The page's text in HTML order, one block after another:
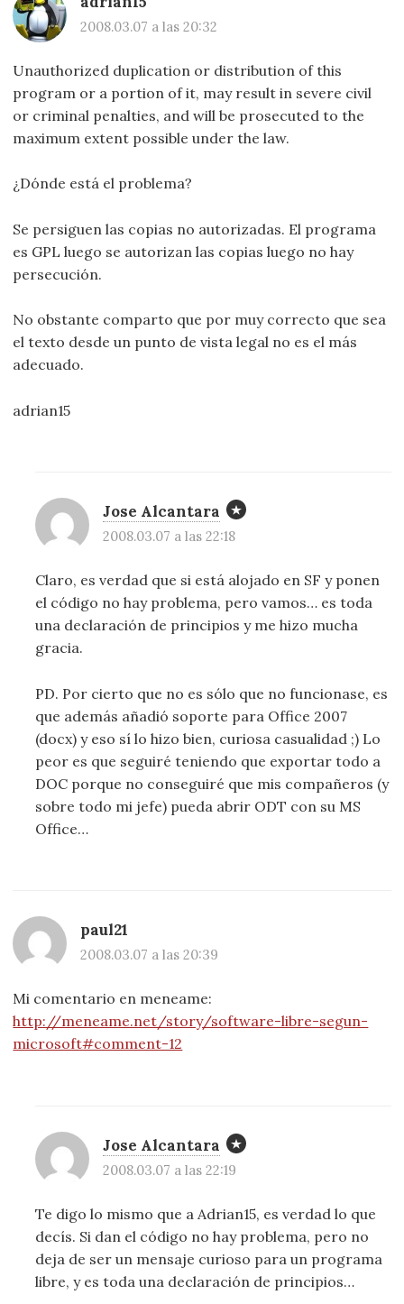
2008.03.07 a las 20:32
Unauthorized duplication or distribution of this
program or a portion of it, may result in severe civil
or criminal penalties, and will be prosecuted to the
maximum extent possible under the law.
¿Dónde está el problema?
Se persiguen las copias no autorizadas. El programa
es GPL luego se autorizan las copias luego no hay
persecución.
No obstante comparto que por muy correcto que sea
el texto desde un punto de vista legal no es el más
adecuado.
adrian15
Jose Alcantara
2008.03.07 a las 22:18
Claro, es verdad que si está alojado en SF y ponen
el código no hay problema, pero vamos… es toda
una declaración de principios y me hizo mucha
gracia.
PD. Por cierto que no es sólo que no funcionase, es
que además añadió soporte para Office 2007
(docx) y eso sí lo hizo bien, curiosa casualidad ;) Lo
peor es que seguiré teniendo que exportar todo a
DOC porque no conseguiré que mis compañeros (y
sobre todo mi jefe) pueda abrir ODT con su MS
Office…
paul21
2008.03.07 a las 20:39
Mi comentario en meneame:
http://meneame.net/story/software-libre-segun-
microsoft#comment-12
Jose Alcantara
2008.03.07 a las 22:19
Te digo lo mismo que a Adrian15, es verdad lo que
decís. Si dan el código no hay problema, pero no
deja de ser un mensaje curioso para un programa
libre, y es toda una declaración de principios…